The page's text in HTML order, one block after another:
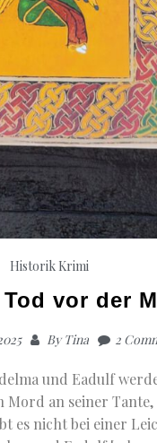
Historik Krimi
vor der
ByTina 2
und Eadulf
Mord an seiner
es nicht bei einer